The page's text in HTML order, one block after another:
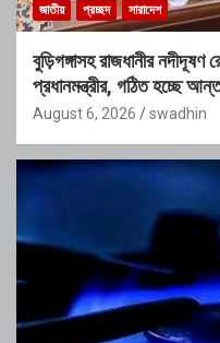
জাতীয় প্রচ্ছদ সারাদেশ
বুড়িগঙ্গাসহ রাজধানীর নদীদূষণ
প্রধানমন্ত্রীর, গঠিত হচ্ছে
August 6, 2026 swadhin